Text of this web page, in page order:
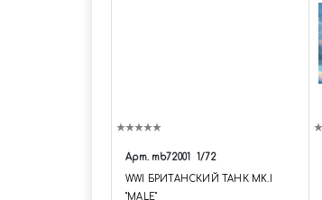
Арт. mb72001 1/72
WWI БРИТАНСКИЙ ТАНК MK.I
"MALE"